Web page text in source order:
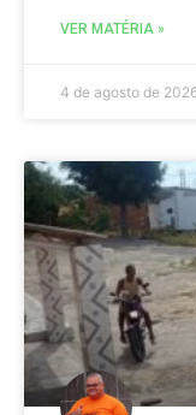
VER MATÉRIA »
4 de agosto de